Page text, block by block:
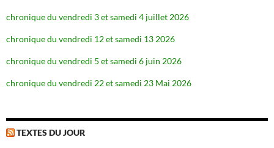
chronique du vendredi 3 et samedi 4 juillet 2026
chronique du vendredi 12 et samedi 13 2026
chronique du vendredi 5 et samedi 6 juin 2026
chronique du vendredi 22 et samedi 23 Mai 2026
TEXTES DU JOUR